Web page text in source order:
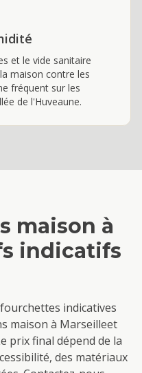
et le vide sanitaire
maison contre les
fréquent sur les
de l'Huveaune.
maison à
indicatifs
indicatives
maison à Marseilleet
prix final dépend de la
des matériaux